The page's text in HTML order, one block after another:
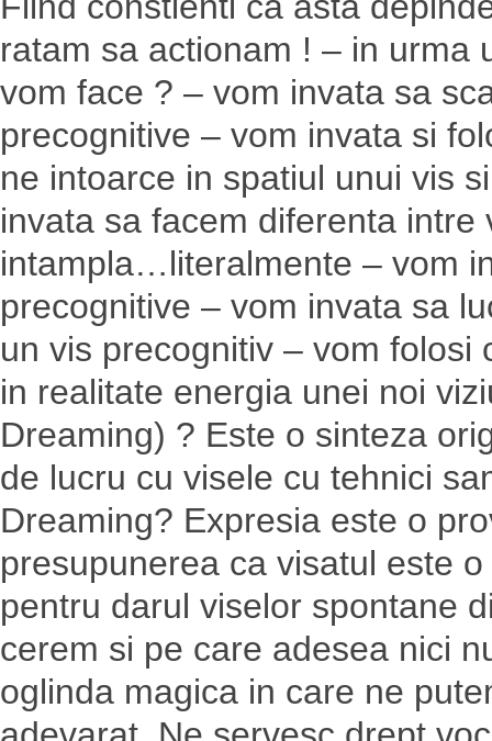
ratam sa actionam ! – in urma
vom face ? – vom invata sa
precognitive – vom invata si
ne intoarce in spatiul unui vis
invata sa facem diferenta
intampla…literalmente – vom
precognitive – vom invata sa
un vis precognitiv – vom
in realitate energia unei noi
Dreaming) ? Este o sinteza
de lucru cu visele cu tehnici
Dreaming? Expresia este o
presupunerea ca visatul este
pentru darul viselor spontane
cerem si pe care adesea nici
oglinda magica in care ne